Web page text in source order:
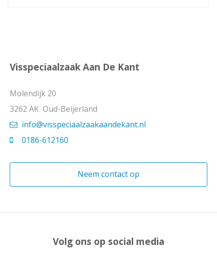
Visspeciaalzaak Aan De Kant
Molendijk 20
3262 AK Oud-Beijerland
info@visspeciaalzaakaandekant.nl
0186-612160
Neem contact op
Volg ons op social media